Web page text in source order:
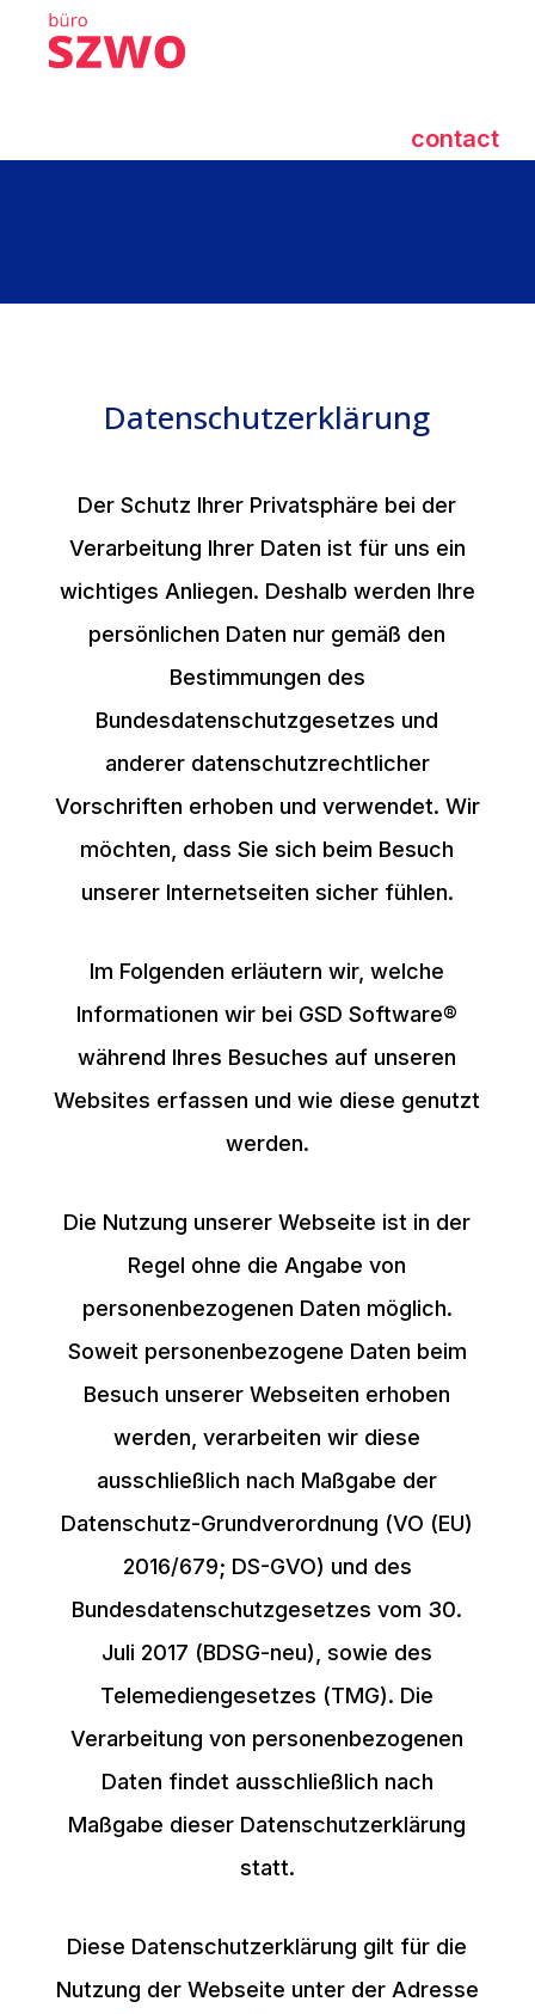
contact
Datenschutzerklärung
Der Schutz Ihrer Privatsphäre bei der
Verarbeitung Ihrer Daten ist für uns ein
wichtiges Anliegen. Deshalb werden Ihre
persönlichen Daten nur gemäß den
Bestimmungen des
Bundesdatenschutzgesetzes und
anderer datenschutzrechtlicher
Vorschriften erhoben und verwendet. Wir
möchten, dass Sie sich beim Besuch
unserer Internetseiten sicher fühlen.
Im Folgenden erläutern wir, welche
Informationen wir bei GSD Software®
während Ihres Besuches auf unseren
Websites erfassen und wie diese genutzt
werden.
Die Nutzung unserer Webseite ist in der
Regel ohne die Angabe von
personenbezogenen Daten möglich.
Soweit personenbezogene Daten beim
Besuch unserer Webseiten erhoben
werden, verarbeiten wir diese
ausschließlich nach Maßgabe der
Datenschutz-Grundverordnung (VO (EU)
2016/679; DS-GVO) und des
Bundesdatenschutzgesetzes vom 30.
Juli 2017 (BDSG-neu), sowie des
Telemediengesetzes (TMG). Die
Verarbeitung von personenbezogenen
Daten findet ausschließlich nach
Maßgabe dieser Datenschutzerklärung
statt.
Diese Datenschutzerklärung gilt für die
Nutzung der Webseite unter der Adresse